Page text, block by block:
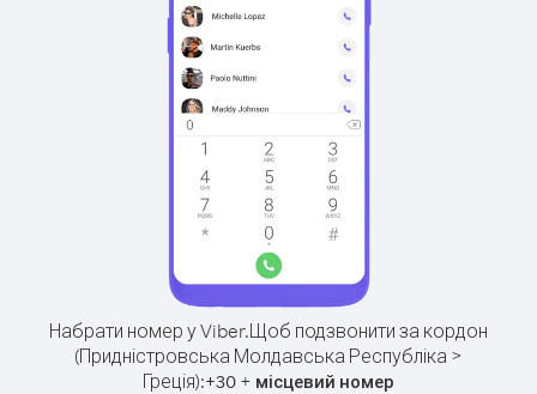
Набрати номер у Viber.Щоб подзвонити за кордон
(Придністровська Молдавська Республіка >
Греція):+30 + місцевий номер